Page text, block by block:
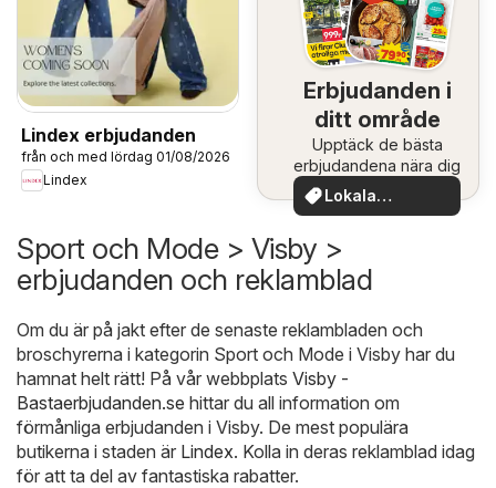
Lindex erbjudanden
från och med lördag 01/08/2026
Lindex
Erbjudanden i
ditt område
Upptäck de bästa
erbjudandena nära dig
Lokala
erbjudanden
Sport och Mode > Visby >
erbjudanden och reklamblad
Om du är på jakt efter de senaste reklambladen och
broschyrerna i kategorin Sport och Mode i Visby har du
hamnat helt rätt! På vår webbplats Visby -
Bastaerbjudanden.se hittar du all information om
förmånliga erbjudanden i Visby. De mest populära
butikerna i staden är Lindex. Kolla in deras reklamblad idag
för att ta del av fantastiska rabatter.